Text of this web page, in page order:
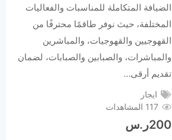
الضيافة المتكاملة للمناسبات والفعاليات
المختلفة، حيث نوفر طاقمًا محترفًا من
القهوجيين والقهوجيات، والمباشرين
والمباشرات، والصبابين والصبابات، لضمان
تقديم أرقى…
ايجار
117 المشاهدات
200ر.س